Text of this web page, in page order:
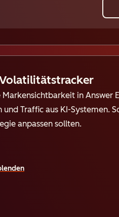
Markensichtbarkeit in
und Traffic aus KI-Systemen.
anpassen sollten.